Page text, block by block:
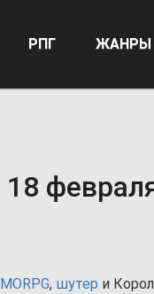
РПГ ЖАНРЫ
, шутер и